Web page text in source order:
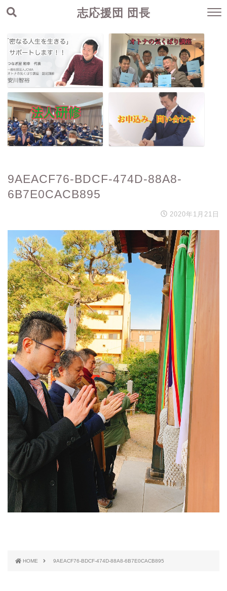
志応援団 団長
9AEACF76-BDCF-474D-88A8-
6B7E0CACB895
2020年1月21日
HOME 9AEACF76-BDCF-474D-88A8-6B7E0CACB895